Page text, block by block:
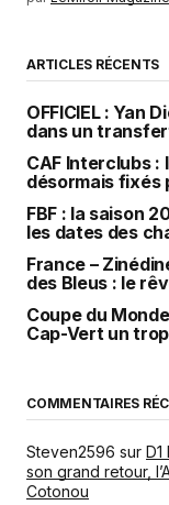
ARTICLES RÉCENTS
OFFICIEL : Yan
dans un
CAF Interclubs
désormais fixés
FBF : la saison
les dates des
France –
des Bleus : le
Coupe du
Cap-Vert un
COMMENTAIRES
Steven2596 sur D1
son grand retour,
Cotonou